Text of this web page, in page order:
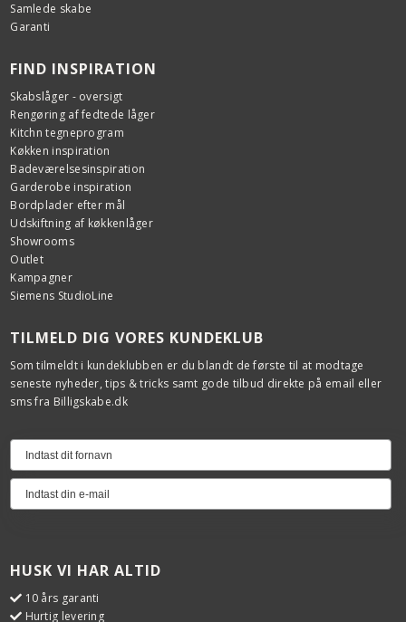
Samlede skabe
Garanti
FIND INSPIRATION
Skabslåger - oversigt
Rengøring af fedtede låger
Kitchn tegneprogram
Køkken inspiration
Badeværelsesinspiration
Garderobe inspiration
Bordplader efter mål
Udskiftning af køkkenlåger
Showrooms
Outlet
Kampagner
Siemens StudioLine
TILMELD DIG VORES KUNDEKLUB
Som tilmeldt i kundeklubben er du blandt de første til at modtage
seneste nyheder, tips & tricks samt gode tilbud direkte på email eller
sms fra Billigskabe.dk
HUSK VI HAR ALTID
10 års garanti
Hurtig levering